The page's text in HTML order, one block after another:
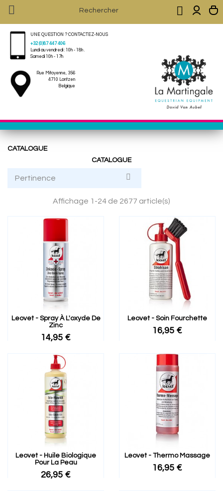
 
UNE QUESTION ? CONTACTEZ-NOUS
+32 (0)87 447 406
Lundi au vendredi : 10h - 18h .
Samedi 10h - 17h
Rue Mitoyenne, 356
4710 Lontzen
Belgique
CATALOGUE
CATALOGUE
Pertinence 
Affichage 1-24 de 2677 article(s)
Leovet - Spray À L'oxyde De
Zinc
14,95 €
Leovet - Soin Fourchette
16,95 €
Leovet - Huile Biologique
Pour La Peau
26,95 €
Leovet - Thermo Massage
16,95 €